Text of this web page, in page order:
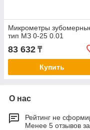
Микрометры
тип МЗ 0-25 0.01
83 632 ₸
Купить
О нас
Рейтинг не
Менее 5 отзывов